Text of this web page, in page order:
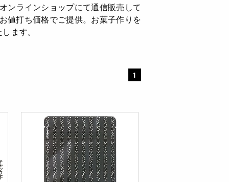
ンラインショップにて通信販売して
値打ち価格でご提供。お菓子作りを
ます。
1